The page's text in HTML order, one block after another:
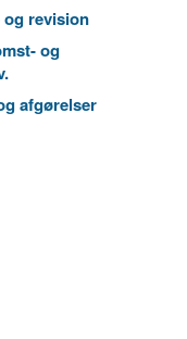
og revision
og
afgørelser